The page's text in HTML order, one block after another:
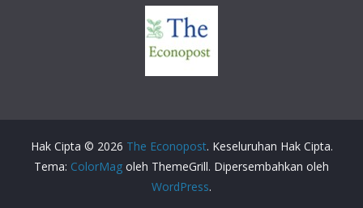
Hak Cipta © 2026 The Econopost. Keseluruhan Hak Cipta.
Tema: ColorMag oleh ThemeGrill. Dipersembahkan oleh
WordPress.